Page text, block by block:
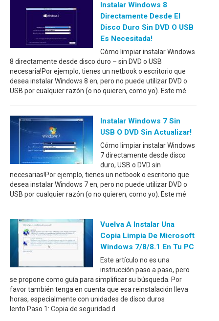
Instalar Windows 8
Directamente Desde El
Disco Duro Sin DVD O USB
Es Necesitada!
Cómo limpiar instalar Windows
8 directamente desde disco duro – sin DVD o USB
necesaria!Por ejemplo, tienes un netbook o escritorio que
desea instalar Windows 8 en, pero no puede utilizar DVD o
USB por cualquier razón (o no quieren, como yo). Este mé
Instalar Windows 7 Sin
USB O DVD Sin Actualizar!
Cómo limpiar instalar Windows
7 directamente desde disco
duro, USB o DVD sin
necesarias!Por ejemplo, tienes un netbook o escritorio que
desea instalar Windows 7 en, pero no puede utilizar DVD o
USB por cualquier razón (o no quieren, como yo). Este mé
Vuelva A Instalar Una
Copia Limpia De Microsoft
Windows 7/8/8.1 En Tu PC
Este artículo no es una
instrucción paso a paso, pero
se propone como guía para simplificar su búsqueda. Por
favor también tenga en cuenta que esa reinstalación lleva
horas, especialmente con unidades de disco duros
lento.Paso 1: Copia de seguridad d